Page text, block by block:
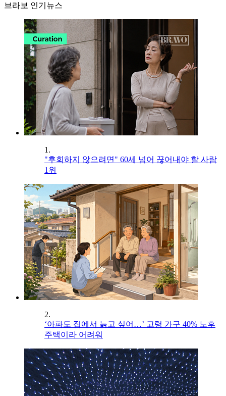
브라보 인기뉴스
1.
"후회하지 않으려면" 60세 넘어 끊어내야 할 사람
1위
2.
‘아파도 집에서 늙고 싶어…’ 고령 가구 40% 노후
주택이라 어려워